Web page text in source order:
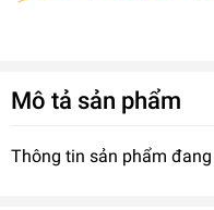
Mô tả sản phẩm
Thông tin sản phẩm